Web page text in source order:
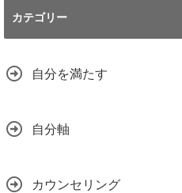
カテゴリー
自分を満たす
自分軸
カウンセリング